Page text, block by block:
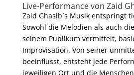
Live-Performance von Zaid
Zaid Ghasib´s Musik entspringt
Sowohl die Melodien als auch
seinem Publikum vermittelt,
Improvisation. Von seiner
beeinflusst, entsteht jede
jeweiligen Ort und die